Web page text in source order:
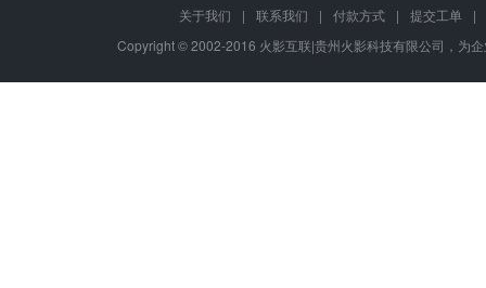
关于我们 | 联系我们 | 付款方式 | 提交工单
|
Copyright © 2002-2016 火影互联|贵州火影科技有限公司，为